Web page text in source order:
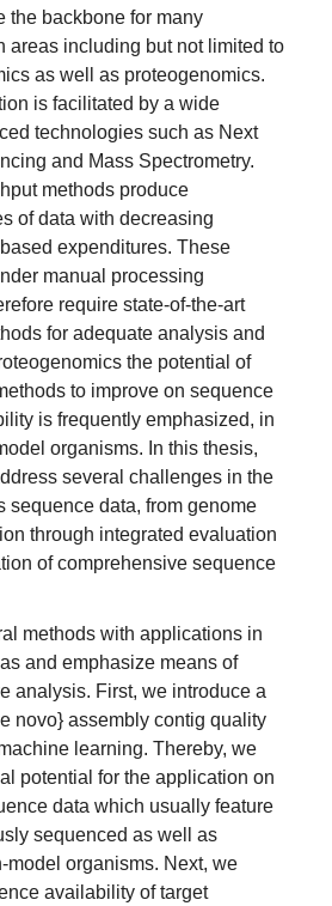
the backbone for many
areas including but not limited to
as well as proteogenomics.
is facilitated by a wide
technologies such as Next
and Mass Spectrometry.
methods produce
of data with decreasing
expenditures. These
manual processing
require state-of-the-art
for adequate analysis and
the potential of
to improve on sequence
is frequently emphasized, in
organisms. In this thesis,
several challenges in the
sequence data, from genome
through integrated evaluation
of comprehensive sequence
methods with applications in
and emphasize means of
analysis. First, we introduce a
novo} assembly contig quality
learning. Thereby, we
potential for the application on
data which usually feature
sequenced as well as
model organisms. Next, we
availability of target